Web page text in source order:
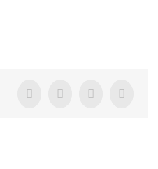
Facebook
X TumblrPinterest